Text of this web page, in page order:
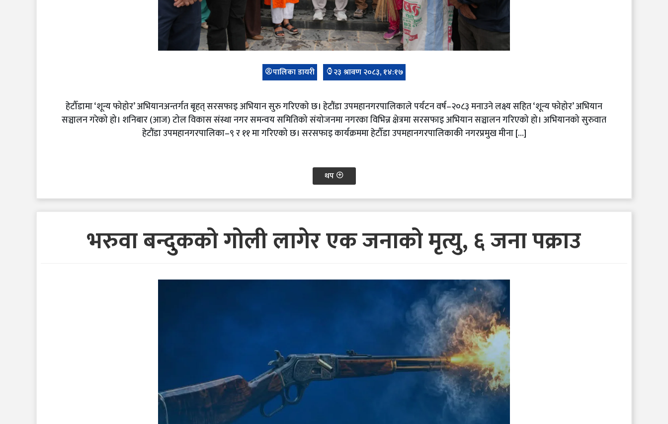
पालिका डायरी २३ श्रावण २०८३, १४:१७
हेटौँडामा ‘शून्य फोहोर’ अभियानअन्तर्गत बृहत् सरसफाइ अभियान सुरु गरिएको छ। हेटौंडा उपमहानगरपालिकाले पर्यटन वर्ष–२०८३ मनाउने लक्ष्य सहित ‘शून्य फोहोर’ अभियान
सञ्चालन गरेको हो। शनिबार (आज) टोल विकास संस्था नगर समन्वय समितिको संयोजनमा नगरका विभिन्न क्षेत्रमा सरसफाइ अभियान सञ्चालन गरिएको हो। अभियानको सुरुवात
हेटौंडा उपमहानगरपालिका–९ र ११ मा गरिएको छ। सरसफाइ कार्यक्रममा हेटौँडा उपमहानगरपालिकाकी नगरप्रमुख मीना […]
थप
भरुवा बन्दुकको गोली लागेर एक जनाको मृत्यु, ६ जना पक्राउ